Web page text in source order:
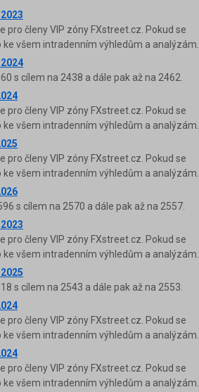
pro členy VIP zóny FXstreet.cz. Pokud se
všem intradenním výhledům a analýzám.
s cílem na 2438 a dále pak až na 2462.
pro členy VIP zóny FXstreet.cz. Pokud se
všem intradenním výhledům a analýzám.
pro členy VIP zóny FXstreet.cz. Pokud se
všem intradenním výhledům a analýzám.
s cílem na 2570 a dále pak až na 2557.
pro členy VIP zóny FXstreet.cz. Pokud se
všem intradenním výhledům a analýzám.
s cílem na 2543 a dále pak až na 2553.
pro členy VIP zóny FXstreet.cz. Pokud se
všem intradenním výhledům a analýzám.
pro členy VIP zóny FXstreet.cz. Pokud se
všem intradenním výhledům a analýzám.